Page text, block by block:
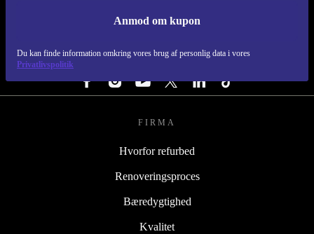
Anmod om kupon
Du kan finde information omkring vores brug af personlig data i vores
Privatlivspolitik
REFURBED DANMARK - RETHINK NEW.
FØLG OS
FIRMA
Hvorfor refurbed
Renoveringsproces
Bæredygtighed
Kvalitet